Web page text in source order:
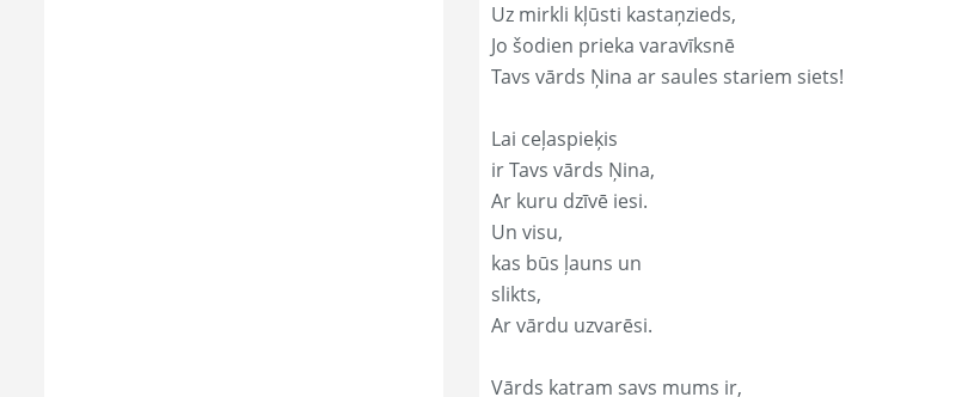
Uz mirkli kļūsti kastaņzieds,
Jo šodien prieka varavīksnē
Tavs vārds Ņina ar saules stariem siets!
Lai ceļaspieķis
ir Tavs vārds Ņina,
Ar kuru dzīvē iesi.
Un visu,
kas būs ļauns un
slikts,
Ar vārdu uzvarēsi.
Vārds katram savs mums ir,